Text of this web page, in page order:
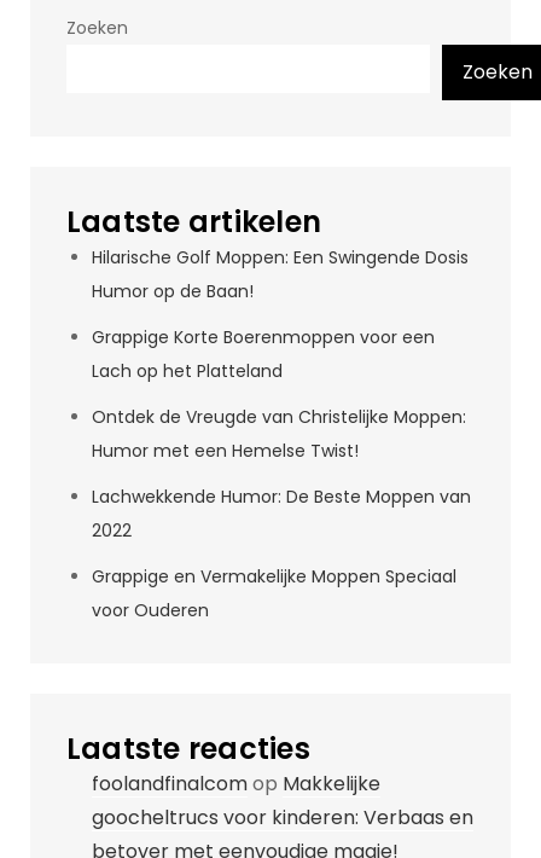
Zoeken
Zoeken
Laatste artikelen
Hilarische Golf Moppen: Een Swingende Dosis
Humor op de Baan!
Grappige Korte Boerenmoppen voor een
Lach op het Platteland
Ontdek de Vreugde van Christelijke Moppen:
Humor met een Hemelse Twist!
Lachwekkende Humor: De Beste Moppen van
2022
Grappige en Vermakelijke Moppen Speciaal
voor Ouderen
Laatste reacties
foolandfinalcomop Makkelijke
goocheltrucs voor kinderen: Verbaas en
betover met eenvoudige magie!